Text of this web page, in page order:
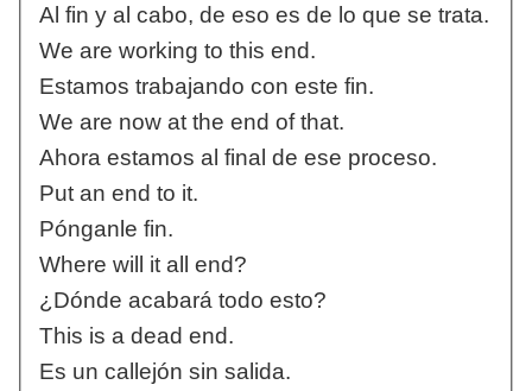
Al fin y al cabo, de eso es de lo que se trata.
We are working to this end.
Estamos trabajando con este fin.
We are now at the end of that.
Ahora estamos al final de ese proceso.
Put an end to it.
Pónganle fin.
Where will it all end?
¿Dónde acabará todo esto?
This is a dead end.
Es un callejón sin salida.